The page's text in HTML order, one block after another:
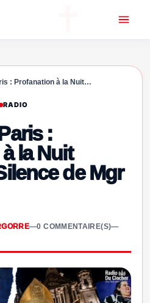
: Profanation à la Nuit…
RADIO
:
la Nuit
de Mgr
—0 COMMENTAIRE(S)—